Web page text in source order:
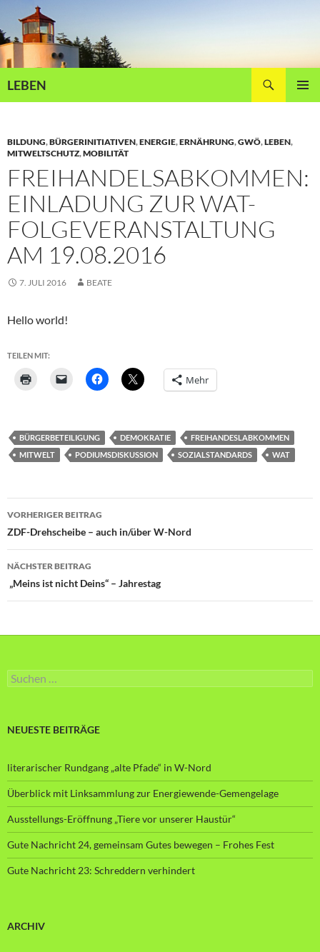
Inhalt
springen
LEBEN
BILDUNG,BÜRGERINITIATIVEN,ENERGIE,ERNÄHRUNG,GWÖ,LEBEN,
MITWELTSCHUTZ,MOBILITÄT
FREIHANDELSABKOMMEN:
EINLADUNG ZUR WAT-
FOLGEVERANSTALTUNG
AM 19.08.2016
7. JULI 2016 BEATE
Hello world!
TEILEN MIT:
Mehr
BÜRGERBETEILIGUNG DEMOKRATIE
FREIHANDESLABKOMMEN
MITWELT
PODIUMSDISKUSSION SOZIALSTANDARDS WAT
Beitragsnavigation
VORHERIGER BEITRAG
ZDF-Drehscheibe – auch in/über W-Nord
NÄCHSTER BEITRAG
„Meins ist nicht Deins“ – Jahrestag
Suche
nach:
NEUESTE BEITRÄGE
literarischer Rundgang „alte Pfade“ in W-Nord
Überblick mit Linksammlung zur Energiewende-Gemengelage
Ausstellungs-Eröffnung „Tiere vor unserer Haustür“
Gute Nachricht 24, gemeinsam Gutes bewegen – Frohes Fest
Gute Nachricht 23: Schreddern verhindert
ARCHIV